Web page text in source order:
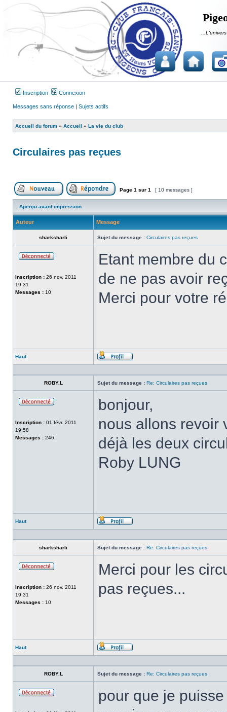
Inscription Connexion
Messages sans réponse | Sujets actifs
Accueil du forum » Accueil » La vie du club
Circulaires pas reçues
Publier un nouveau sujetRépondre au sujet
Page 1 sur 1 [ 10 messages ]
Aperçu avant impression
Auteur Message
sharksharli Sujet du message : Circulaires pas reçues
Inscription : 26 nov. 2011
19:31
Messages : 10
Etant membre du
de ne pas avoir
Merci pour votre
Haut
Profil
ROBY.L Sujet du message : Re: Circulaires pas reçues
Inscription : 01 févr. 2011
19:58
Messages : 246
bonjour,
nous allons revoir
déjà les deux
Roby LUNG
Haut
Profil
sharksharli Sujet du message : Re: Circulaires pas reçues
Inscription : 26 nov. 2011
19:31
Messages : 10
Merci pour les
pas reçues...
Haut
Profil
ROBY.L Sujet du message : Re: Circulaires pas reçues
pour que je